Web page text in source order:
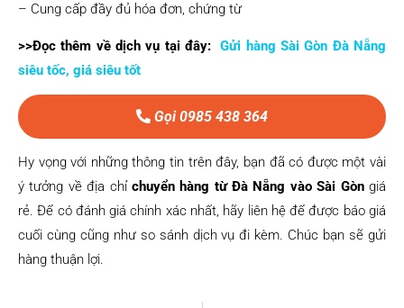
– Cung cấp đầy đủ hóa đơn, chứng từ
>>Đọc thêm về dịch vụ tại đây:Gửi hàng Sài Gòn Đà Nẵng
siêu tốc, giá siêu tốt
Gọi 0985 438 364
Hy vọng với những thông tin trên đây, bạn đã có được một vài
ý tưởng về địa chỉ chuyển hàng từ Đà Nẵng vào Sài Gòngiá
rẻ. Để có đánh giá chính xác nhất, hãy liên hệ để được báo giá
cuối cùng cũng như so sánh dịch vụ đi kèm. Chúc bạn sẽ gửi
hàng thuận lợi.